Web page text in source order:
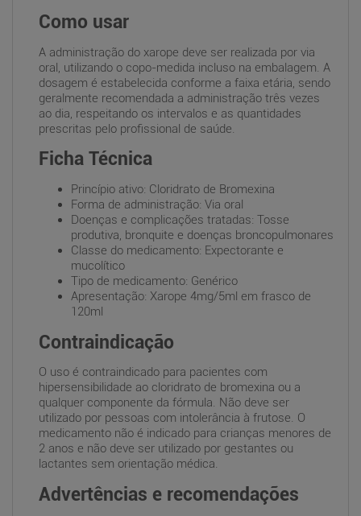
Como usar
A administração do xarope deve ser realizada por via
oral, utilizando o copo-medida incluso na embalagem. A
dosagem é estabelecida conforme a faixa etária, sendo
geralmente recomendada a administração três vezes
ao dia, respeitando os intervalos e as quantidades
prescritas pelo profissional de saúde.
Ficha Técnica
Princípio ativo: Cloridrato de Bromexina
Forma de administração: Via oral
Doenças e complicações tratadas: Tosse
produtiva, bronquite e doenças broncopulmonares
Classe do medicamento: Expectorante e
mucolítico
Tipo de medicamento: Genérico
Apresentação: Xarope 4mg/5ml em frasco de
120ml
Contraindicação
O uso é contraindicado para pacientes com
hipersensibilidade ao cloridrato de bromexina ou a
qualquer componente da fórmula. Não deve ser
utilizado por pessoas com intolerância à frutose. O
medicamento não é indicado para crianças menores de
2 anos e não deve ser utilizado por gestantes ou
lactantes sem orientação médica.
Advertências e recomendações